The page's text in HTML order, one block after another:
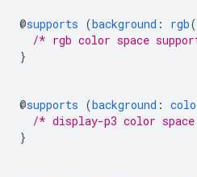
@supports (background : rgb(
/* rgb color space
}
@supports (background :
/* display-p3 color
}